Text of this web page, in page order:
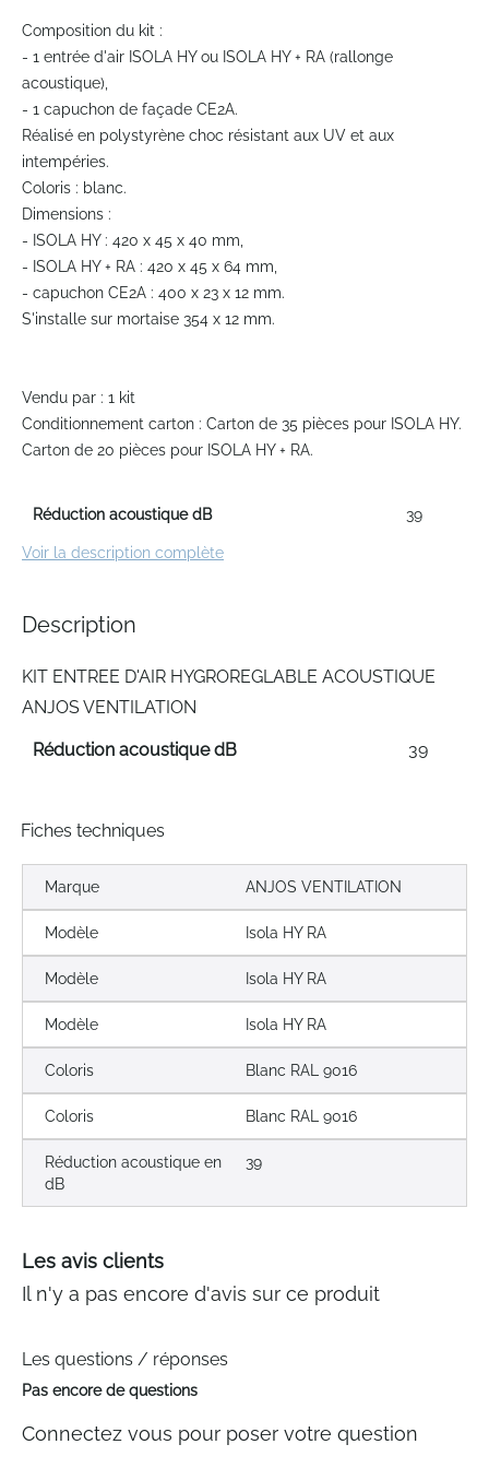
to
the
beginning
of
the
images
gallery
Composition du kit :
- 1 entrée d'air ISOLA HY ou ISOLA HY + RA (rallonge
acoustique),
- 1 capuchon de façade CE2A.
Réalisé en polystyrène choc résistant aux UV et aux
intempéries.
Coloris : blanc.
Dimensions :
- ISOLA HY : 420 x 45 x 40 mm,
- ISOLA HY + RA : 420 x 45 x 64 mm,
- capuchon CE2A : 400 x 23 x 12 mm.
S'installe sur mortaise 354 x 12 mm.
Vendu par : 1 kit
Conditionnement carton : Carton de 35 pièces pour ISOLA HY.
Carton de 20 pièces pour ISOLA HY + RA.
Réduction acoustique dB 39
Voir la description complète
Description
KIT ENTREE D'AIR HYGROREGLABLE ACOUSTIQUE
ANJOS VENTILATION
Réduction acoustique dB 39
Fiches techniques
Marque ANJOS VENTILATION
Modèle Isola HY RA
Modèle Isola HY RA
Modèle Isola HY RA
Coloris Blanc RAL 9016
Coloris Blanc RAL 9016
Réduction acoustique en
dB
39
Les avis clients
Il n'y a pas encore d'avis sur ce produit
Les questions / réponses
Pas encore de questions
Connectez vous pour poser votre question